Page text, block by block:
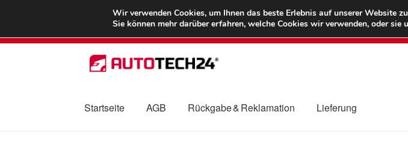
LIEFERUNG ab 6 EUR
Zur
Navigation
Zum
Inhalt
Startseite AGB Rückgabe & Reklamation Lieferung
Wir verwenden Cookies, um Ihnen das beste Erlebnis auf unserer Website
Sie können mehr darüber erfahren, welche Cookies wir verwenden, oder sie